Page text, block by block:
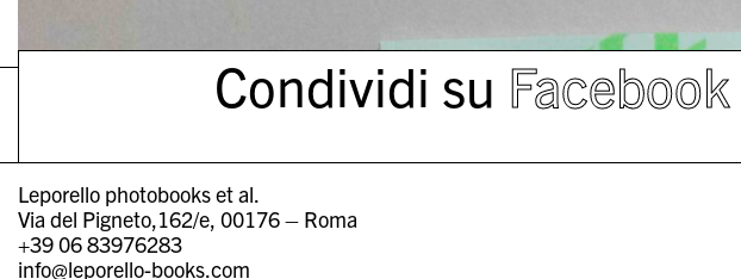
Condividi su Facebook
Leporello photobooks et al.
Via del Pigneto,162/e, 00176 – Roma
+39 06 83976283
info@leporello-books.com